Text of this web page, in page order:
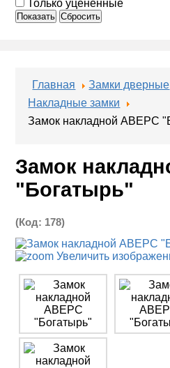
Только уценённые
Показать Сбросить
Главная
Замки дверные
Накладные замки
Замок накладной АВЕРС
Замок
"Богатырь"
(Код: 178)
Увеличить